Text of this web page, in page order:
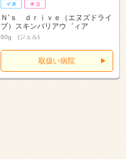
Ｎ’ｓ ｄｒｉｖｅ（エヌズドライ
ブ）スキンバリアウ゛ィア
60g (ジェル)
取扱い病院